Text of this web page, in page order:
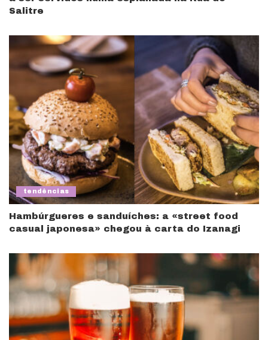
Salitre
tendências
Hambúrgueres e sanduíches: a «street food
casual japonesa» chegou à carta do Izanagi